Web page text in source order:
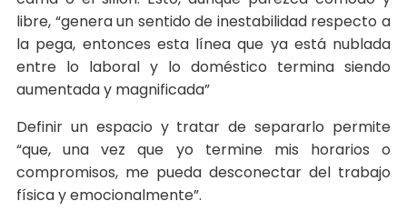
libre, “genera un sentido de inestabilidad respecto a
la pega, entonces esta línea que ya está nublada
entre lo laboral y lo doméstico termina siendo
aumentada y magnificada”
Definir un espacio y tratar de separarlo permite
“que, una vez que yo termine mis horarios o
compromisos, me pueda desconectar del trabajo
física y emocionalmente”.